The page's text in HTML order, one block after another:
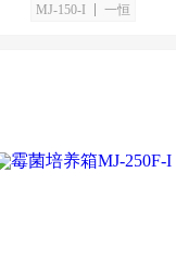
MJ-150-I 一恒